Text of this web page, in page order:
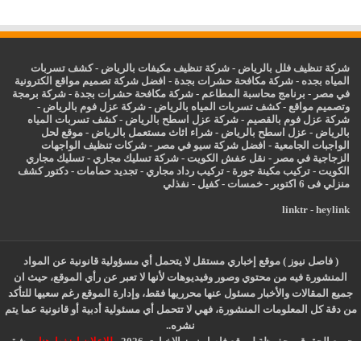
شركة تنظيف فلل بالرياض -شركة تنظيف مكيفات بالرياض -كشف تسربات
المياه بجده -شركة مكافحة حشرات بجدة - افضل شركة تصميم مواقع الكترونية
في مصر - برنامج محاسبة المطاعم -شركة مكافحة حشرات بجدة -شركة برمجة
وتصميم مواقع -كشف تسربات المياه بالرياض -شركة عزل فوم بالرياض -
شركة عزل فوم بالقصيم -شركة عزل اسطح بالرياض -كشف تسربات المياه
بالرياض - عزل اسطح بالرياض -شراء اثاث مستعمل بالرياض - موقع لحل
الواجبات الجامعية - افضل شركة سيو في مصر -شركات تنظيف الواجهات
الزجاجية في مصر - نقل عفش الكويت -شركة تسليك مجاري -تسليك مجاري
الكويت -تركيب مكينة جورة -تركيب رداد مجاري -تجديد حمامات -دكتور كشف
منزلي فى 6 اكتوبر
-خمسات -كفيل - نفذلي
linktr- heylink
( فاصل نيوز ) موقع إخباري مستقل لا يتحمل أي مسؤولية قانونية عن المواد
المنشورة فيه من محتوي وصور وفيديوهات لأنها لا تعبر عن رأي الموقع، حيث ان
جميع المقالات والأخبار مسئول عنها محرريها فقط، وإدارة الموقع رغم سعيها للتأكد
من دقة كل المعلومات المنشورة، فهي لا تتحمل أي مسئولية أدبية أو قانونية عما يتم
نشره..